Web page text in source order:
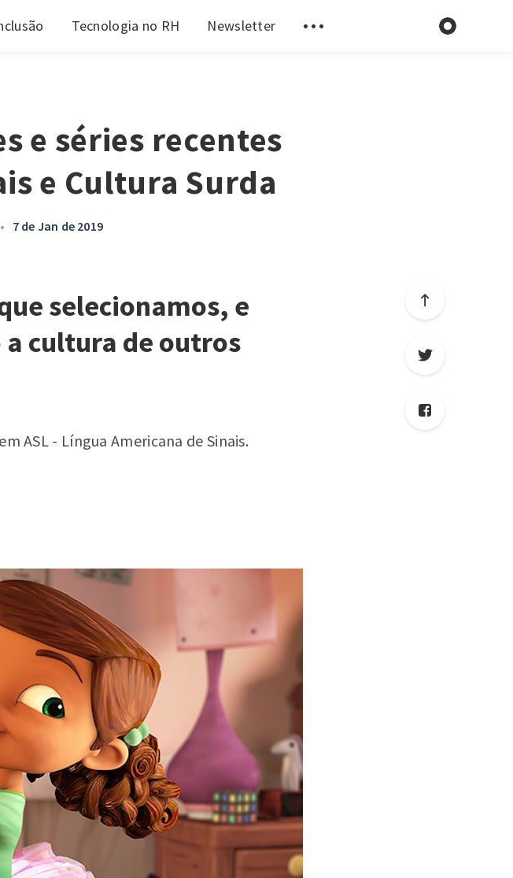
Tecnologia no RH Newsletter
e séries recentes
e Cultura Surda
• 7 de Jan de 2019
selecionamos, e
cultura de outros
ASL - Língua Americana de Sinais.